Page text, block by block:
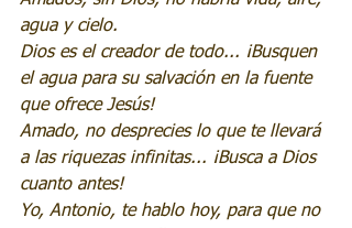
agua y cielo.
Dios es el creador de todo... ¡Busquen
el agua para su salvación en la fuente
que ofrece Jesús!
Amado, no desprecies lo que te llevará
a las riquezas infinitas... ¡Busca a Dios
cuanto antes!
Yo, Antonio, te hablo hoy, para que no